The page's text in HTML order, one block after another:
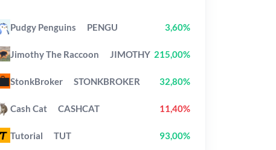
Pudgy Penguins PENGU 3,60%
Jimothy The Raccoon JIMOTHY 215,00%
StonkBroker STONKBROKER 32,80%
Cash Cat CASHCAT 11,40%
Tutorial TUT 93,00%